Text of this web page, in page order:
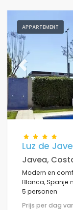
Waarderingen
Uitzichten
APPARTEMENT
Previous
Luz de
Javea,
Modern en
Blanca, Spanje met gemeenschappelijk zwembad voor
5 personen
Prijs per dag